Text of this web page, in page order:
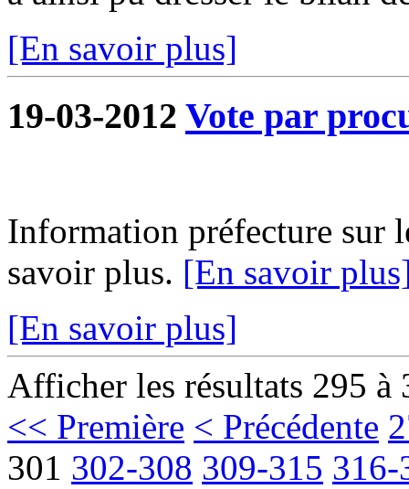
[En savoir plus]
19-03-2012 Vote par
Information préfecture sur
savoir plus. [En savoir
[En savoir plus]
Afficher les résultats 295 à
<< Première < Précédente
301 302-308 309-315 316-